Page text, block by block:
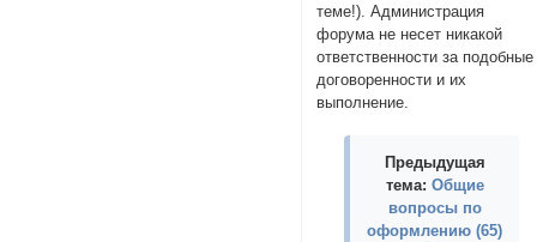
теме!). Администрация
форума не несет никакой
ответственности за подобные
договоренности и их
выполнение.
Предыдущая
тема: Общие
вопросы по
оформлению (65)